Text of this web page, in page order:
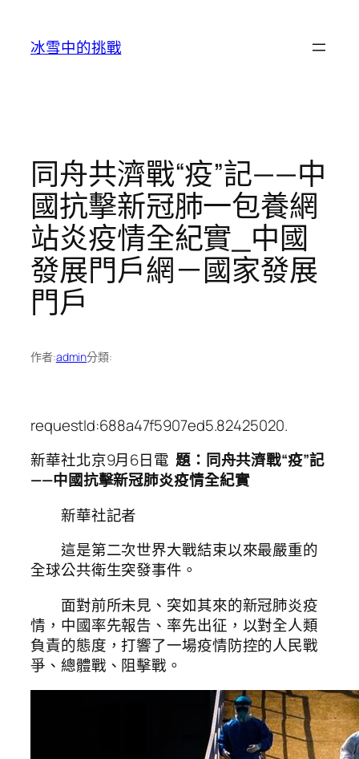
冰雪中的挑戰
同舟共濟戰“疫”記——中
國抗擊新冠肺一包養網
站炎疫情全紀實_中國
發展門戶網－國家發展
門戶
作者:admin分類:
requestId:688a47f5907ed5.82425020.
新華社北京9月6日電 題：同舟共濟戰“疫”記
——中國抗擊新冠肺炎疫情全紀實
新華社記者
這是第二次世界大戰結束以來最嚴重的
全球公共衛生突發事件。
面對前所未見、突如其來的新冠肺炎疫
情，中國率先報告、率先出征，以對全人類
負責的態度，打響了一場疫情防控的人民戰
爭、總體戰、阻擊戰。